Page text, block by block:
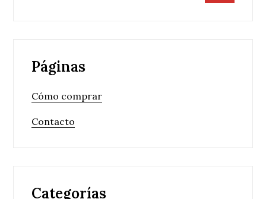
Páginas
Cómo comprar
Contacto
Categorías